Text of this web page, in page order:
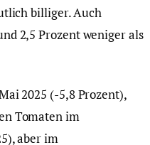
billiger. Auch
2,5 Prozent weniger als
2025 (-5,8 Prozent),
Tomaten im
aber im